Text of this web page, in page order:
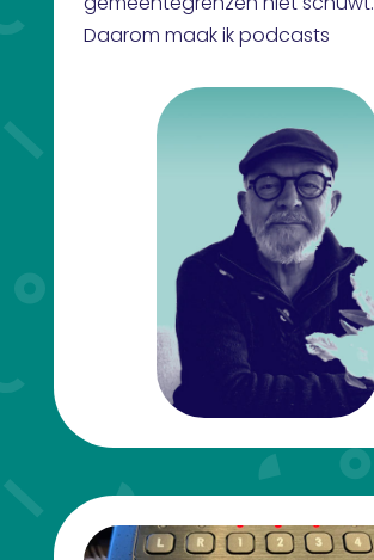
Daarom maak ik podcasts